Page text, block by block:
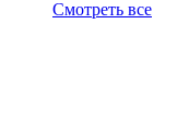
Смотреть все